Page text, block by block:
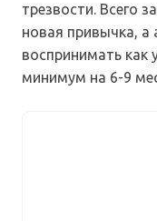
трезвости. Всего
новая привычка, а
воспринимать как
минимум на 6-9